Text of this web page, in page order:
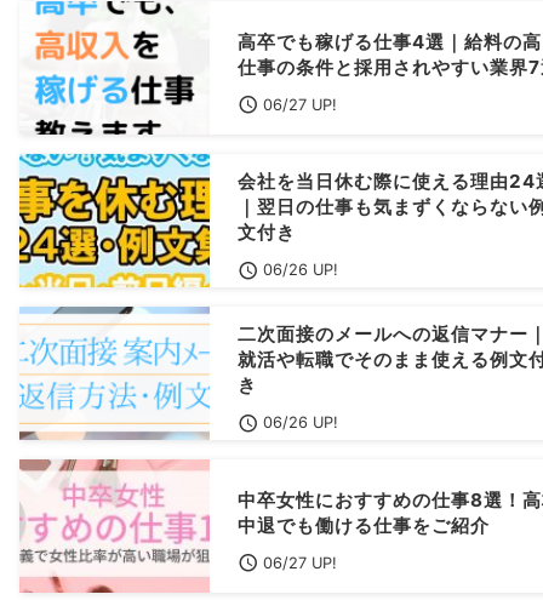
高卒でも稼げる仕事4選｜給料の
仕事の条件と採用されやすい業界
06/27 UP!
会社を当日休む際に使える理由24
｜翌日の仕事も気まずくならない
文付き
06/26 UP!
二次面接のメールへの返信マナー
就活や転職でそのまま使える例文
き
06/26 UP!
中卒女性におすすめの仕事8選！
中退でも働ける仕事をご紹介
06/27 UP!